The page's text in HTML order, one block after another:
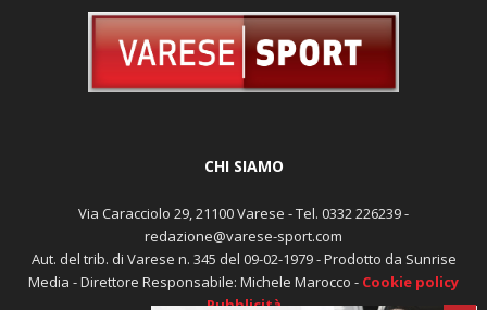
CHI SIAMO
Via Caracciolo 29, 21100 Varese - Tel. 0332 226239 -
redazione@varese-sport.com
Aut. del trib. di Varese n. 345 del 09-02-1979 - Prodotto da Sunrise
Media - Direttore Responsabile: Michele Marocco - Cookie policy
Pubblicità